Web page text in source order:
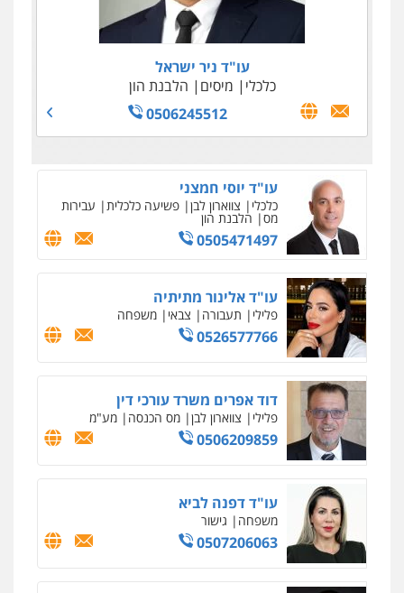
עו"ד ניר ישראל
כלכלי
מיסים
הלבנת הון
0506245512
עו"ד שאדי סרוג'י
צבאי
עורכי דין לענייני אסירים
0525450255
עו"ד יוסי חמצני
כלכלי צווארון לבן פשיעה כלכלית עבירות
מס הלבנת הון
0505471497
עו"ד אלינור מתיתיה
פלילי תעבורה צבאי משפחה
0526577766
דוד אפרים משרד עורכי דין
פלילי צווארון לבן מס הכנסה מע"מ
0506209859
עו"ד דפנה לביא
משפחה גישור
0507206063